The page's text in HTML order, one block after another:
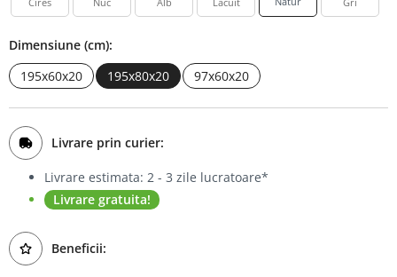
Dimensiune (cm):
195x60x20
195x80x20 97x60x20
Livrare prin curier:
Livrare estimata: 2 - 3 zile lucratoare*
Livrare gratuita!
Beneficii:
Bufet
Biblioteca
Comode